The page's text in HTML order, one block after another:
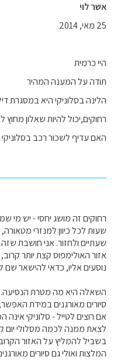
אשר לוי
25 מאי, 2014
היי כרמית
תודה על המענה המהיר
הלינה בסלוניקי היא במסגרת
רחוקים,יכול להיות שאלון מחוץ
האם עדיף לשכור רכב
שעות לכל כיוון למנזרי
שעתיים ולחזור. אני חושבת שזה
אזור האולימפוס קצת יותר
נוסעים אליו, כדאי להישאר שם
השאלה היא מה מטרת הנסיעה.
סיורים מאורגנים במידת
אם רוצים לטייל - סלוניקי
לצאת ממנה לכמה מסלולי יום
בשביל להמליץ על האזור
המלצות ואולי גם סיורים